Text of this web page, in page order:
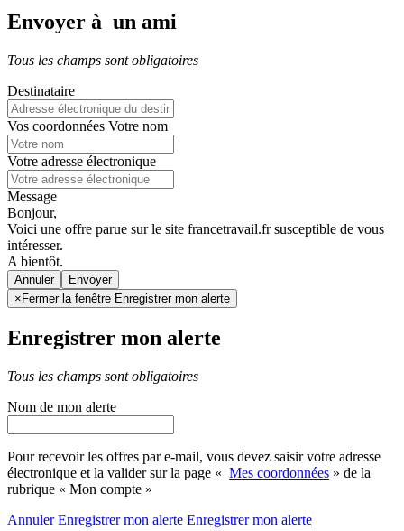
Envoyer à un ami
Tous les champs sont obligatoires
Destinataire
Vos coordonnées Votre nom
Votre adresse électronique
Message
Bonjour,
Voici une offre parue sur le site francetravail.fr susceptible de vous
intéresser.
A bientôt.
Annuler
× Fermer la fenêtre Enregistrer mon alerte
Enregistrer mon alerte
Tous les champs sont obligatoires
Nom de mon alerte
Pour recevoir les offres par e-mail, vous devez saisir votre adresse
électronique et la valider sur la page « Mes coordonnées » de la
rubrique « Mon compte »
AnnulerEnregistrer mon alerte Enregistrermon alerte